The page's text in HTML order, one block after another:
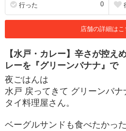
行った 0
店舗の詳細はこ
【水戸・カレー】辛さが控え
レーを『グリーンバナナ』で
夜ごはんは
水戸 戻ってきて グリーンバナ
タイ料理屋さん。
ベーグルサンドも食べたかっ